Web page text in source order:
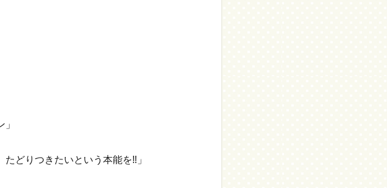
どりつきたいという本能を‼」